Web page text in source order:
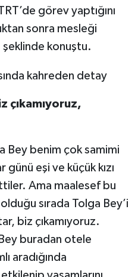
görev yaptığını
sonra mesleği
şeklinde konuştu.
çıkamıyoruz,
Bey benim çok samimi
eşi ve küçük kızı
Ama maalesef bu
sırada Tolga Bey’i
biz çıkamıyoruz.
buradan otele
aradığında